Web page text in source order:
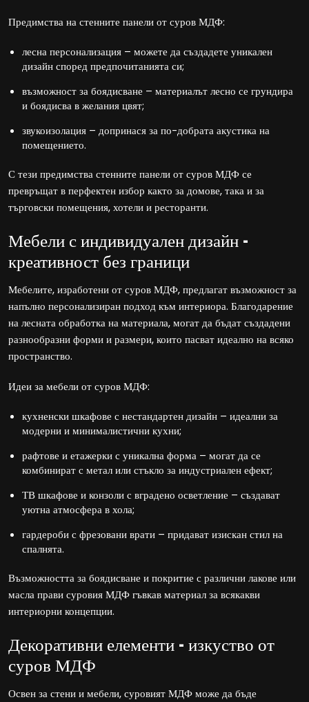
Предимства на стенните панели от суров МДФ:
лесна персонализация – можете да създадете уникален
дизайн според предпочитанията си;
възможност за боядисване – материалът лесно се грундира
и боядисва в желания цвят;
звукоизолация – допринася за по-добрата акустика на
помещението.
С тези предимства стенните панели от суров МДФ се
превръщат в перфектен избор както за домове, така и за
търговски помещения, хотели и ресторанти.
Мебели с индивидуален дизайн –
креативност без граници
Мебелите, изработени от суров МДФ, предлагат възможност за
напълно персонализиран подход към интериора. Благодарение
на лесната обработка на материала, могат да бъдат създадени
разнообразни форми и размери, които пасват идеално на всяко
пространство.
Идеи за мебели от суров МДФ:
кухненски шкафове с нестандартен дизайн – идеални за
модерни и минималистични кухни;
рафтове и етажерки с уникална форма – могат да се
комбинират с метал или стъкло за индустриален ефект;
ТВ шкафове и конзоли с вградено осветление – създават
уютна атмосфера в хола;
гардероби с фрезовани врати – придават изискан стил на
спалнята.
Възможността за боядисване и покритие с различни лакове или
масла прави суровия МДФ гъвкав материал за всякакви
интериорни концепции.
Декоративни елементи – изкуство от
суров МДФ
Освен за стени и мебели, суровият МДФ може да бъде